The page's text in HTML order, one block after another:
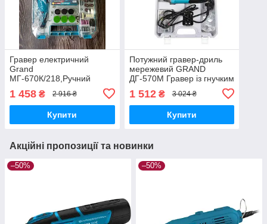
Гравер електричний
Grand
МГ-670К/218,Ручний
(670 Вт, 218 насадок)
1 458 ₴ 2 916 ₴
Купити
Потужний гравер-дриль
мережевий GRAND
ДГ-570М Гравер із гнучким
валом (40 насадок, Кейс)
1 512₴ 3 024 ₴
Купити
Акційні пропозиції та новинки
–50% –50%